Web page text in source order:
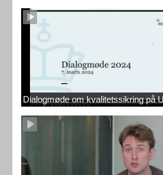
Dialogmøde om kvalitetssikring på